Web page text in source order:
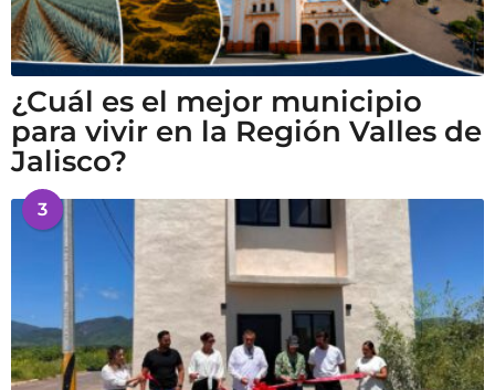
¿Cuál es el mejor municipio
para vivir en la Región Valles de
Jalisco?
3